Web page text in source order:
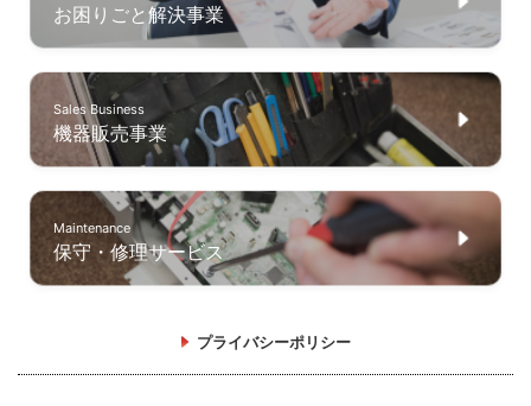
お困りごと解決事業
Sales Business
機器販売事業
Maintenance
保守・修理サービス
プライバシーポリシー